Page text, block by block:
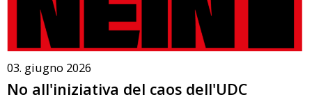
03. giugno 2026
No all'iniziativa del caos dell'UDC